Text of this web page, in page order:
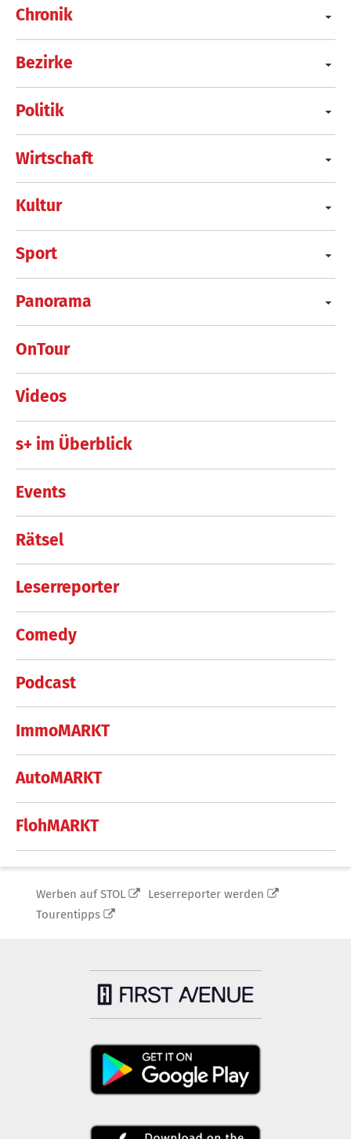
Chronik
Bezirke
Politik
Wirtschaft
Kultur
Sport
Panorama
OnTour
Videos
s+ im Überblick
Events
Rätsel
Leserreporter
Comedy
Podcast
ImmoMARKT
AutoMARKT
FlohMARKT
Werben auf STOL
Leserreporter werden
Tourentipps